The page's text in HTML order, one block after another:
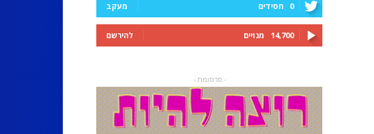
0 חסידים מעקב
14,700 מנויים להירשם
- פרסומת -